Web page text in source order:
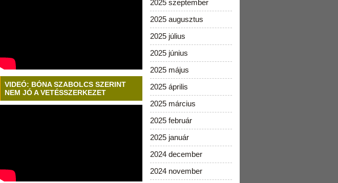
VIDEÓ: BÓNA SZABOLCS SZERINT
NEM JÓ A VETÉSSZERKEZET
2025 szeptember
2025 augusztus
2025 július
2025 június
2025 május
2025 április
2025 március
2025 február
2025 január
2024 december
2024 november